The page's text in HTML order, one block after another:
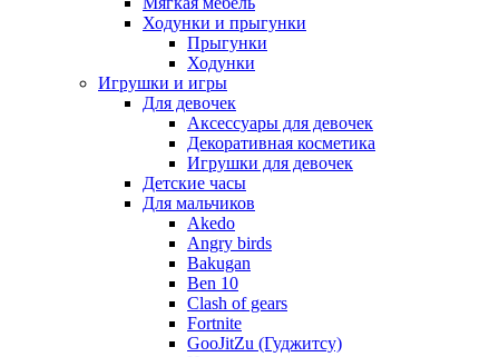
Ходунки и прыгунки
Прыгунки
Ходунки
Игрушки и игры
Для девочек
Аксессуары для девочек
Декоративная косметика
Игрушки для девочек
Детские часы
Для мальчиков
Akedo
Angry birds
Bakugan
Ben 10
Clash of gears
Fortnite
GooJitZu (Гуджитсу)